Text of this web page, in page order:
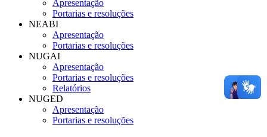
Apresentação
Portarias e resoluções
NEABI
Apresentação
Portarias e resoluções
NUGAI
Apresentação
Portarias e resoluções
Relatórios
NUGED
Apresentação
Portarias e resoluções